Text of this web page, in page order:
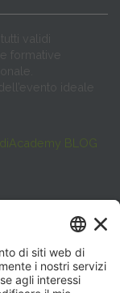
validi
formative
ideale
BLOG